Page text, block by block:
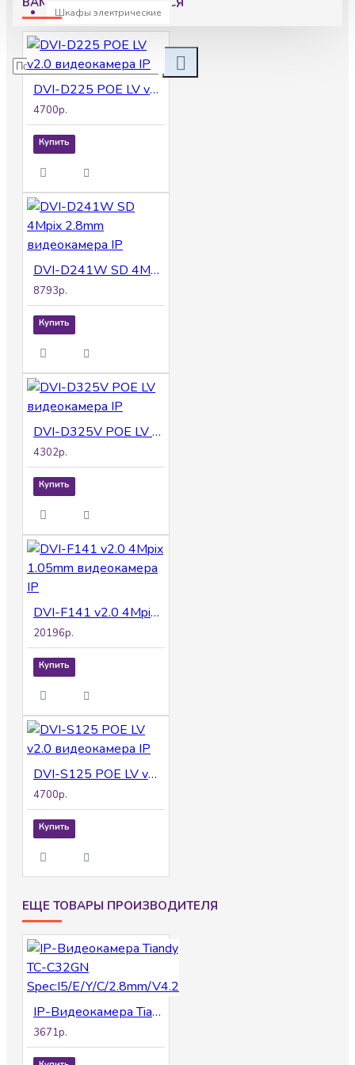
Шкафы электрические
DVI-D225 POE LV v2.0 видеокамера IP
4700р.
Купить
DVI-D241W SD 4Mpix 2.8mm видеокамера IP
8793р.
Купить
DVI-D325V POE LV видеокамера IP
4302р.
Купить
DVI-F141 v2.0 4Mpix 1.05mm видеокамера IP
20196р.
Купить
DVI-S125 POE LV v2.0 видеокамера IP
4700р.
Купить
ЕЩЕ ТОВАРЫ ПРОИЗВОДИТЕЛЯ
IP-Видеокамера Tiandy TC-C32GN Spec:I5/E/Y/C/2.8mm/V4.2
3671р.